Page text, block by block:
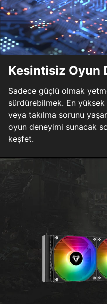
Kesintisiz Oyun
Sadece güçlü olmak
sürdürebilmek. En
veya takılma sorunu
oyun deneyimi sunacak
keşfet.